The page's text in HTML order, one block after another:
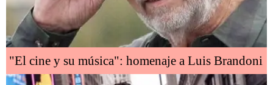
"El cine y su música": homenaje a Luis Brandoni